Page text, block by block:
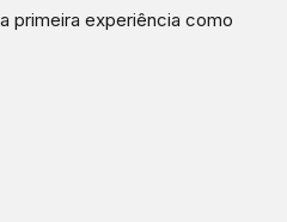
primeira experiência como